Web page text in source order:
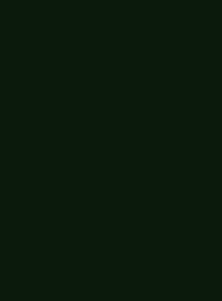
算去兜风下个
。下次见。
见吧。
了中秋节的那